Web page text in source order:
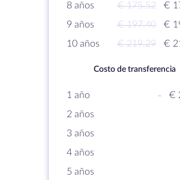
8 años
€ 175.52
€
9 años
€ 197.40
€
10 años
€ 219.29 €
Costo de transferencia
1 año -
€
2 años
3 años
4 años
5 años